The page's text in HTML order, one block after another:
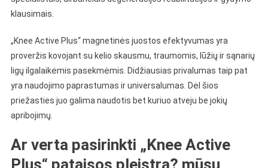
klausimais.
„Knee Active Plus“ magnetinės juostos efektyvumas yra
proveržis kovojant su kelio skausmu, traumomis, lūžių ir sąnarių
ligų ilgalaikėmis pasekmėmis. Didžiausias privalumas taip pat
yra naudojimo paprastumas ir universalumas. Dėl šios
priežasties juo galima naudotis bet kuriuo atveju be jokių
apribojimų.
Ar verta pasirinkti „Knee Active
Plus“ pataisos pleistrą? mūsų